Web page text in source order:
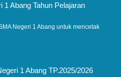
Abang Tahun Pelajaran
Negeri 1 Abang untuk mencetak
1 Abang TP.2025/2026